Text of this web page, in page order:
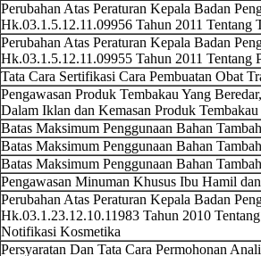
Perubahan Atas Peraturan Kepala Badan
Hk.03.1.5.12.11.09956 Tahun 2011 Tentang
Perubahan Atas Peraturan Kepala Badan
Hk.03.1.5.12.11.09955 Tahun 2011 Tentang
Tata Cara Sertifikasi Cara Pembuatan Obat
Pengawasan Produk Tembakau Yang
Dalam Iklan dan Kemasan Produk Tembakau
Batas Maksimum Penggunaan Bahan
Batas Maksimum Penggunaan Bahan
Batas Maksimum Penggunaan Bahan
Pengawasan Minuman Khusus Ibu Hamil
Perubahan Atas Peraturan Kepala Badan
Hk.03.1.23.12.10.11983 Tahun 2010
Notifikasi Kosmetika
Persyaratan Dan Tata Cara Permohonan